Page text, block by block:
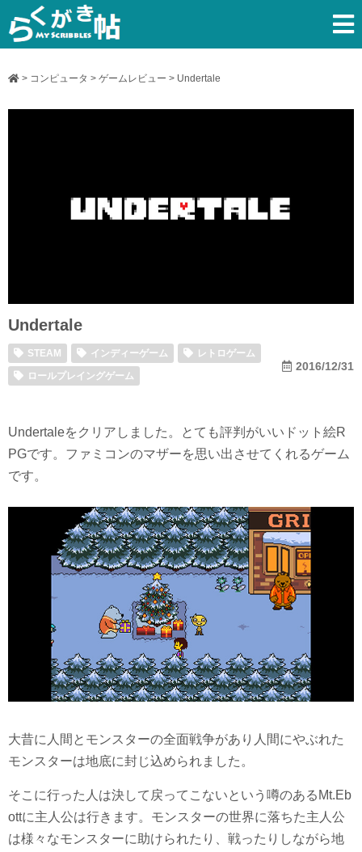
> コンピュータ > ゲームレビュー > Undertale
Undertale
STEAM インディーゲーム
レトロゲーム
ロールプレイングゲーム
2016/12/31
Undertaleをクリアしました。とても評判がいいドット絵R
PGです。ファミコンのマザーを思い出させてくれるゲーム
です。
大昔に人間とモンスターの全面戦争があり人間にやぶれた
モンスターは地底に封じ込められました。
そこに行った人は決して戻ってこないという噂のあるMt.Eb
ottに主人公は行きます。モンスターの世界に落ちた主人公
は様々なモンスターに助けられたり、戦ったりしながら地